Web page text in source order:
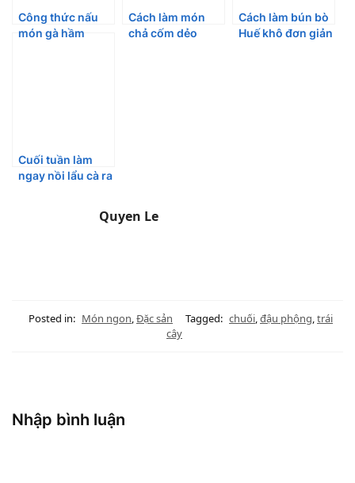
Công thức nấu
món gà hầm
Cách làm món
chả cốm dẻo
Cách làm bún bò
Huế khô đơn giản
Cuối tuần làm
ngay nồi lẩu cà ra
Quyen Le
Posted in: Món ngon,Đặc sản Tagged: chuối,đậu phộng,trái
cây
Nhập bình luận